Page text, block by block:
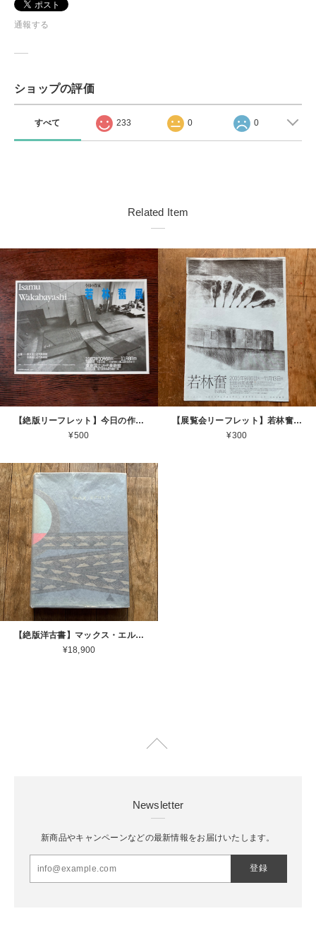
通報する
ショップの評価
すべて 233 0 0
Related Item
【絶版リーフレット】今日の作家 若林奮展 1987 東京国立近代美術館 Isamu Wakabayashi [310194296]
¥500
【展覧会リーフレット】若林奮 Isamu Wakabayashi 2005.9.6 ー 11.13 世田谷美術館 2005 [310194527]
¥300
【絶版洋古書】マックス・エルンスト MAX ERNST Life and Work John Russell Harry N. Abrams 1967[ 3100047 ]
¥18,900
Newsletter
新商品やキャンペーンなどの最新情報をお届けいたします。
登録